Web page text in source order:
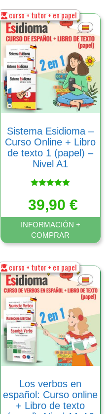
curso + tutor + en papel
Sistema Esidioma –
Сurso Online + Libro
de texto 1 (papel) –
Nivel A1
con
5.00
de 5
39,90 €
INFORMACIÓN +
COMPRAR
Este
producto
tiene
múltiples
variantes.
Las
opciones
se
pueden
elegir
página
de
curso + tutor + en papel
Los verbos en
español: Curso online
+ Libro de texto
Este
producto
tiene
múltiples
variantes.
Las
opciones
se
pueden
elegir
página